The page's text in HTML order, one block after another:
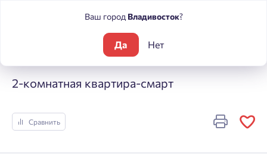
Погода
2-комнатная квартира-смарт
Сравнить
Ваш город Владивосток?
Да Нет